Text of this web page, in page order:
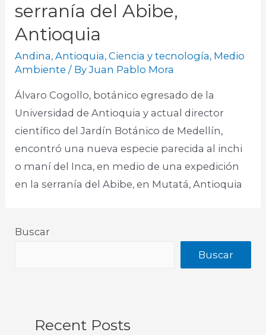
serranía del Abibe,
Antioquia
Andina,Antioquia,Ciencia y tecnología, Medio
Ambiente / ByJuan Pablo Mora
Álvaro Cogollo, botánico egresado de la
Universidad de Antioquia y actual director
científico del Jardín Botánico de Medellín,
encontró una nueva especie parecida al inchi
o maní del Inca, en medio de una expedición
en la serranía del Abibe, en Mutatá, Antioquia​
Buscar
Buscar
Recent Posts